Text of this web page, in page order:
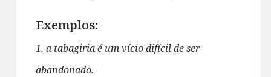
Exemplos:
1. a tabagiria é um vício difícil de ser
abandonado.